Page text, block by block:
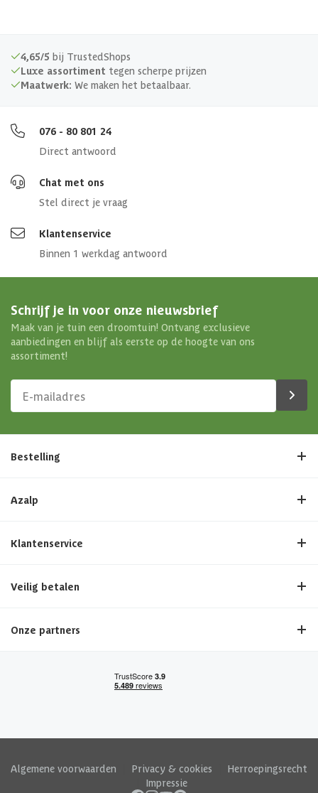
4,65/5 bij TrustedShops
Luxe assortiment tegen scherpe prijzen
Maatwerk: We maken het betaalbaar.
076 - 80 801 24
Direct antwoord
Chat met ons
Stel direct je vraag
Klantenservice
Binnen 1 werkdag antwoord
Schrijf je in voor onze nieuwsbrief
Maak van je tuin een droomtuin! Ontvang exclusieve
aanbiedingen en blijf als eerste op de hoogte van ons
assortiment!
Bestelling
Azalp
Klantenservice
Veilig betalen
Onze partners
Algemene voorwaarden Privacy & cookies
Herroepingsrecht
Impressie